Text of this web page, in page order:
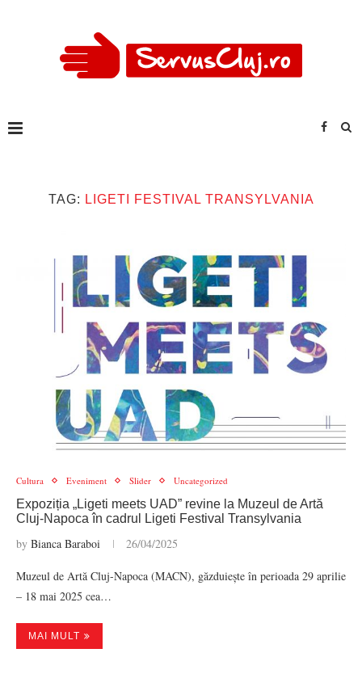
TAG: LIGETI FESTIVAL TRANSYLVANIA
Cultura Eveniment Slider Uncategorized
Expoziția „Ligeti meets UAD” revine la Muzeul de Artă
Cluj-Napoca în cadrul Ligeti Festival Transylvania
by Bianca Baraboi 26/04/2025
Muzeul de Artă Cluj-Napoca (MACN), găzduiește în perioada 29 aprilie
– 18 mai 2025 cea…
MAI MULT